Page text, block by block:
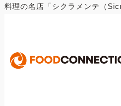
料理の名店「シクラメンテ（